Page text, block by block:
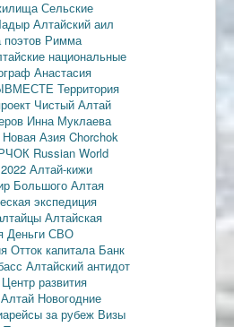
Сельские
Алтайский аил
Римма
национальные
Анастасия
Территория
Чистый Алтай
Инна Муклаева
Новая Азия Chorchok
Russian World
Алтай-кижи
Большого Алтая
экспедиция
Алтайская
Деньги СВО
Отток капитала Банк
Алтайский антидот
Центр развития
Новогодние
за рубеж Визы